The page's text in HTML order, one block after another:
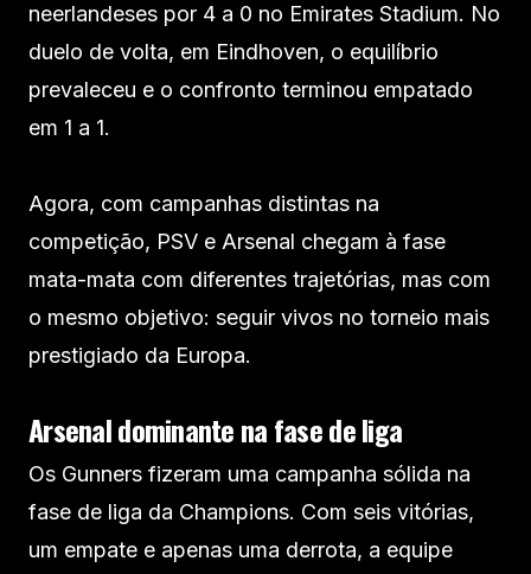
neerlandeses por 4 a 0 no Emirates Stadium. No
duelo de volta, em Eindhoven, o equilíbrio
prevaleceu e o confronto terminou empatado
em 1 a 1.
Agora, com campanhas distintas na
competição, PSV e Arsenal chegam à fase
mata-mata com diferentes trajetórias, mas com
o mesmo objetivo: seguir vivos no torneio mais
prestigiado da Europa.
Arsenal dominante na fase de liga
Os Gunners fizeram uma campanha sólida na
fase de liga da Champions. Com seis vitórias,
um empate e apenas uma derrota, a equipe